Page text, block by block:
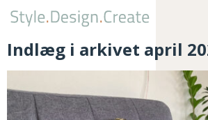
Indlæg i arkivet april